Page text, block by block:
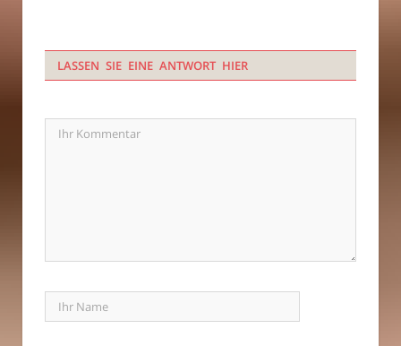
LASSEN SIE EINE ANTWORT HIER